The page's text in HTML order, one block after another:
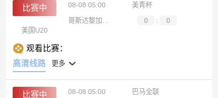
比赛中 08-08 05:00
美青杯
0 :
0
美国U20
观看比赛：
高清线路
更多
比赛中 08-08 05:00
巴马全联